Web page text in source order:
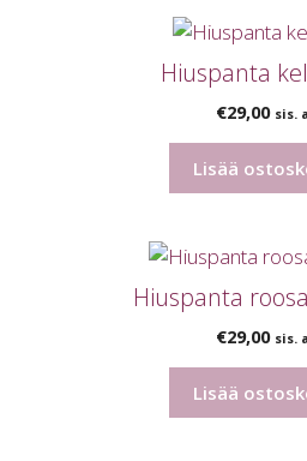
Hiuspanta
€29,00 sis.
Lisää
Hiuspanta
€29,00 sis.
Lisää